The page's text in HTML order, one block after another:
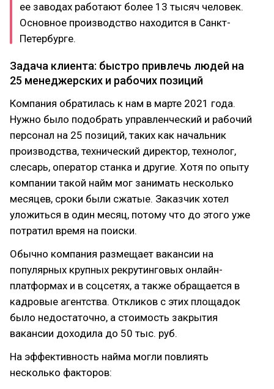
ее заводах работают более 13 тысяч человек.
Основное производство находится в Санкт-
Петербурге.
Задача клиента: быстро привлечь людей на
25 менеджерских и рабочих позиций
Компания обратилась к нам в марте 2021 года.
Нужно было подобрать управленческий и рабочий
персонал на 25 позиций, таких как начальник
производства, технический директор, технолог,
слесарь, оператор станка и другие. Хотя по опыту
компании такой найм мог занимать несколько
месяцев, сроки были сжатые. Заказчик хотел
уложиться в один месяц, потому что до этого уже
потратил время на поиски.
Обычно компания размещает вакансии на
популярных крупных рекрутинговых онлайн-
платформах и в соцсетях, а также обращается в
кадровые агентства. Откликов с этих площадок
было недостаточно, а стоимость закрытия
вакансии доходила до 50 тыс. руб.
На эффективность найма могли повлиять
несколько факторов: